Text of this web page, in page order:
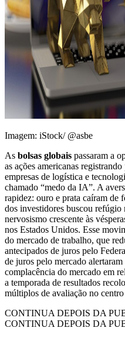
Imagem: iStock/ @asbe
As bolsas globais passaram a
as ações americanas
empresas de logística e
chamado “medo da IA”. A
rapidez: ouro e prata caíram de
dos investidores buscou refúgio
nervosismo crescente às
nos Estados Unidos. Esse
do mercado de trabalho, que
antecipados de juros pelo
de juros pelo mercado
complacência do mercado em
a temporada de resultados
múltiplos de avaliação no centro
CONTINUA DEPOIS DA
CONTINUA DEPOIS DA